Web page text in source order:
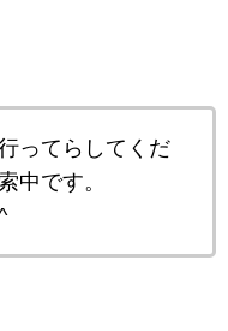
ってらしてくだ
中です。